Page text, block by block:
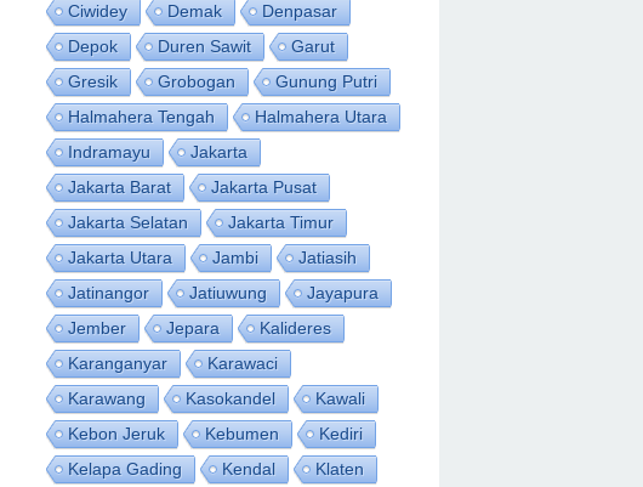
Ciwidey
Demak
Denpasar
Depok
Duren Sawit
Garut
Gresik
Grobogan
Gunung Putri
Halmahera Tengah
Halmahera Utara
Indramayu
Jakarta
Jakarta Barat
Jakarta Pusat
Jakarta Selatan
Jakarta Timur
Jakarta Utara
Jambi
Jatiasih
Jatinangor
Jatiuwung
Jayapura
Jember
Jepara
Kalideres
Karanganyar
Karawaci
Karawang
Kasokandel
Kawali
Kebon Jeruk
Kebumen
Kediri
Kelapa Gading
Kendal
Klaten